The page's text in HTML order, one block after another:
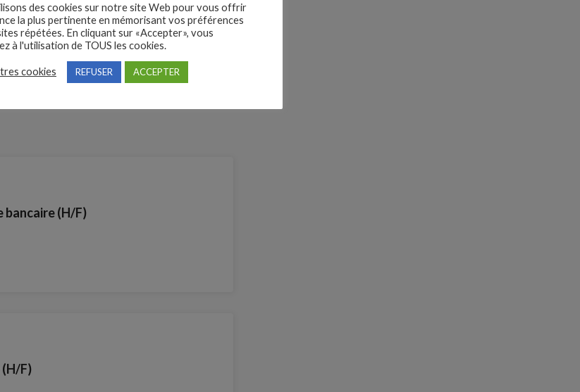
postule
bancaire (H/F)
F)
des cookies sur notre site Web pour vous offrir
la plus pertinente en mémorisant vos préférences
répétées. En cliquant sur «Accepter», vous
à l'utilisation de TOUS les cookies.
cookies REFUSER ACCEPTER